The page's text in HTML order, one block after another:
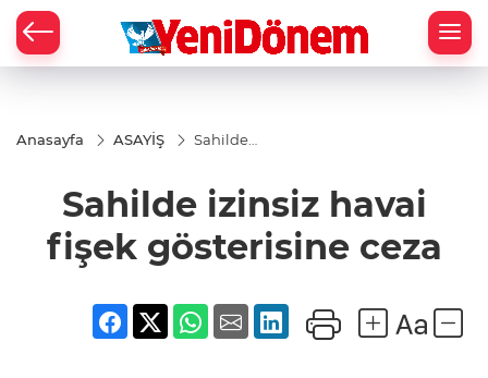
Anasayfa ASAYİŞ
Sahilde
gösterisine
ceza
Sahilde izinsiz havai
fişek gösterisine ceza